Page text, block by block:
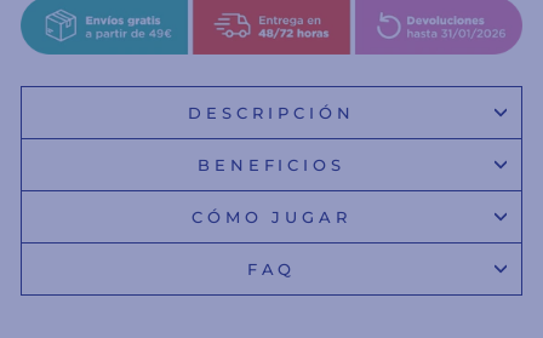
DESCRIPCIÓN
BENEFICIOS
CÓMO JUGAR
FAQ